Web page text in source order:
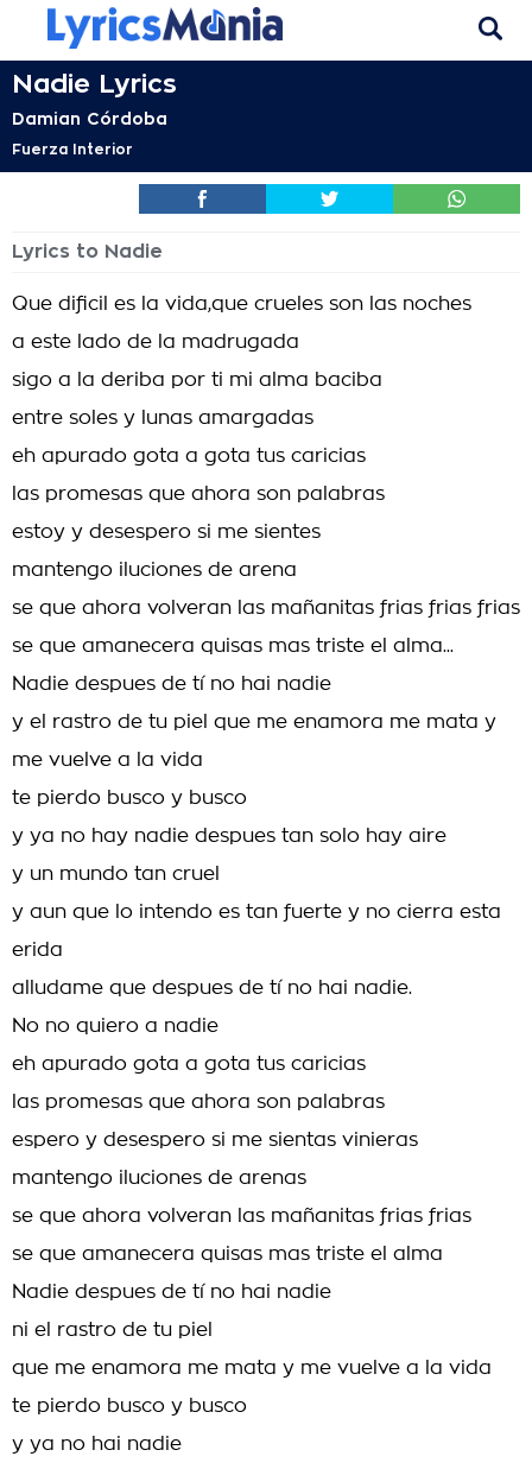
Nadie Lyrics
Damian Córdoba
Fuerza Interior
Lyrics to Nadie
Que dificil es la vida,que crueles son las noches
a este lado de la madrugada
sigo a la deriba por ti mi alma baciba
entre soles y lunas amargadas
eh apurado gota a gota tus caricias
las promesas que ahora son palabras
estoy y desespero si me sientes
mantengo iluciones de arena
se que ahora volveran las mañanitas frias frias frias
se que amanecera quisas mas triste el alma...
Nadie despues de tí no hai nadie
y el rastro de tu piel que me enamora me mata y
me vuelve a la vida
te pierdo busco y busco
y ya no hay nadie despues tan solo hay aire
y un mundo tan cruel
y aun que lo intendo es tan fuerte y no cierra esta
erida
alludame que despues de tí no hai nadie.
No no quiero a nadie
eh apurado gota a gota tus caricias
las promesas que ahora son palabras
espero y desespero si me sientas vinieras
mantengo iluciones de arenas
se que ahora volveran las mañanitas frias frias
se que amanecera quisas mas triste el alma
Nadie despues de tí no hai nadie
ni el rastro de tu piel
que me enamora me mata y me vuelve a la vida
te pierdo busco y busco
y ya no hai nadie